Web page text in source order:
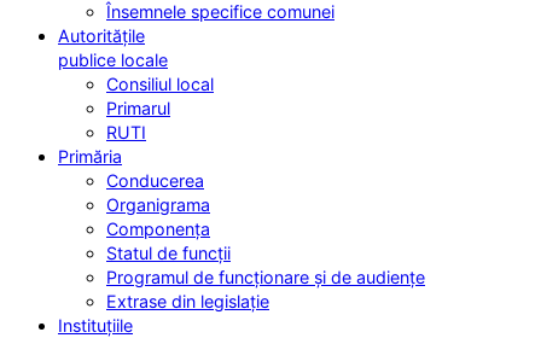
Însemnele specifice comunei
Autoritățile
publice locale
Consiliul local
Primarul
RUTI
Primăria
Conducerea
Organigrama
Componența
Statul de funcții
Programul de funcționare și de audiențe
Extrase din legislație
Instituțiile